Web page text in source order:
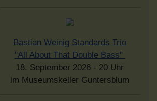
Bastian Weinig Standards Trio
"All About That Double Bass"
18. September 2026 - 20 Uhr
im Museumskeller Guntersblum